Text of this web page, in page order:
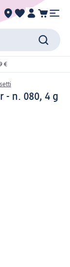
€
- n. 080, 4 g